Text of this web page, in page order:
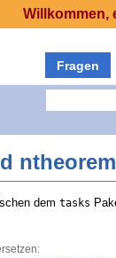
Fragen
ntheorem
dem tasks
Willkommen,